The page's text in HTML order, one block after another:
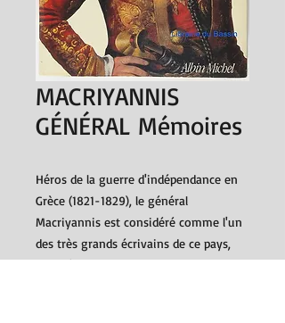
MACRIYANNIS
GÉNÉRAL Mémoires
Héros de la guerre d'indépendance en
Grèce (1821-1829), le général
Macriyannis est considéré comme l'un
des très grands écrivains de ce pays,
doté d'un style plein de force et de